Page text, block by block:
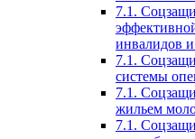
7.1.
инвалидов
7.1.
системы
7.1.
жильем
7.1.